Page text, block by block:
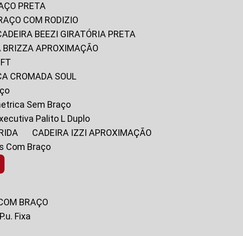
PRETA
COM RODIZIO
CADEIRA BEEZI GIRATÓRIA PRETA
BRIZZA APROXIMAÇÃO
CROMADA SOUL
Sem Braço
Palito L Duplo
CADEIRA IZZI APROXIMAÇÃO
Com Braço
BRAÇO
Fixa